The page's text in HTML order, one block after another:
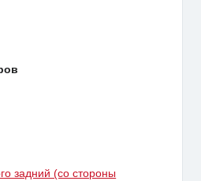
задний (со стороны